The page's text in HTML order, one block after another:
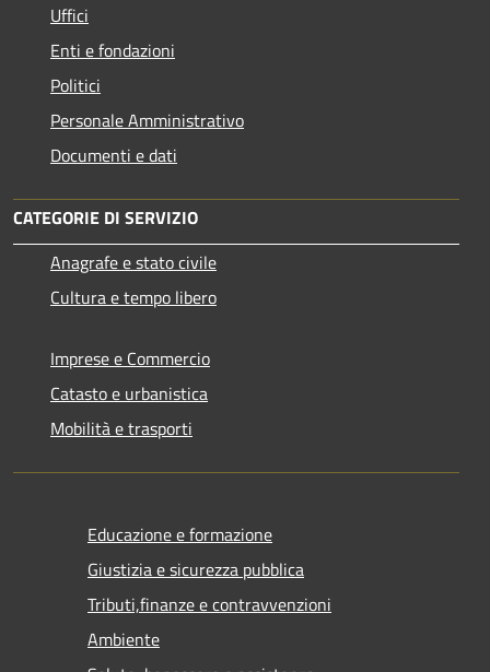
Uffici
Enti e fondazioni
Politici
Personale Amministrativo
Documenti e dati
CATEGORIE DI SERVIZIO
Anagrafe e stato civile
Cultura e tempo libero
Imprese e Commercio
Catasto e urbanistica
Mobilità e trasporti
Educazione e formazione
Giustizia e sicurezza pubblica
Tributi,finanze e contravvenzioni
Ambiente